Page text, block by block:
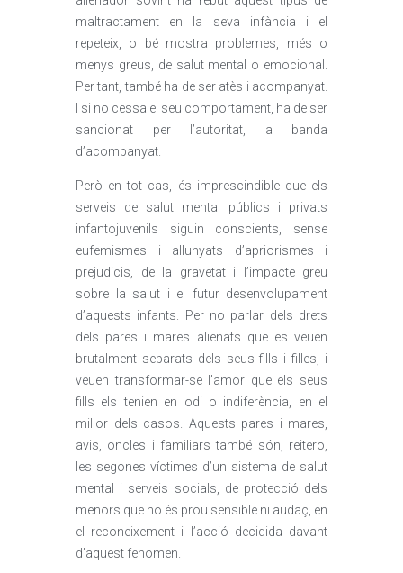
maltractament en la seva infància i el
repeteix, o bé mostra problemes, més o
menys greus, de salut mental o emocional.
Per tant, també ha de ser atès i acompanyat.
I si no cessa el seu comportament, ha de ser
sancionat per l’autoritat, a banda
d’acompanyat.
Però en tot cas, és imprescindible que els
serveis de salut mental públics i privats
infantojuvenils siguin conscients, sense
eufemismes i allunyats d’apriorismes i
prejudicis, de la gravetat i l’impacte greu
sobre la salut i el futur desenvolupament
d’aquests infants. Per no parlar dels drets
dels pares i mares alienats que es veuen
brutalment separats dels seus fills i filles, i
veuen transformar-se l’amor que els seus
fills els tenien en odi o indiferència, en el
millor dels casos. Aquests pares i mares,
avis, oncles i familiars també són, reitero,
les segones víctimes d’un sistema de salut
mental i serveis socials, de protecció dels
menors que no és prou sensible ni audaç, en
el reconeixement i l’acció decidida davant
d’aquest fenomen.